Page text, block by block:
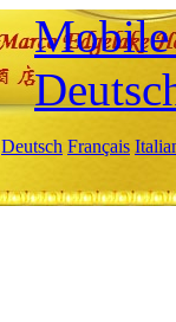
Mobile
Deutsch Français